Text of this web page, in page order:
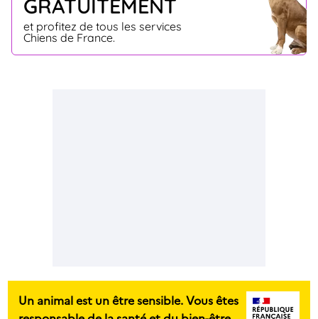
GRATUITEMENT
et profitez de tous les services
Chiens de France.
Un animal est un être sensible. Vous êtes